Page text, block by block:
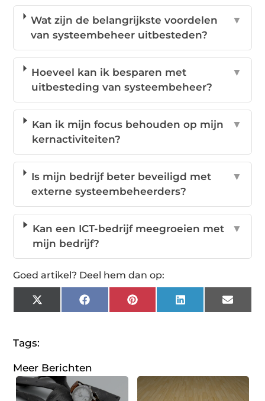
Wat zijn de belangrijkste voordelen
van systeembeheer uitbesteden?
▼
Hoeveel kan ik besparen met
uitbesteding van systeembeheer?
▼
Kan ik mijn focus behouden op mijn
kernactiviteiten?
▼
Is mijn bedrijf beter beveiligd met
externe systeembeheerders?
▼
Kan een ICT-bedrijf meegroeien met
mijn bedrijf?
▼
Goed artikel? Deel hem dan op:
X
(Twitter)
FacebookPinterestLinkedInEmail
Tags:
Meer Berichten